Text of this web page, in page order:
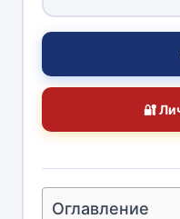
🔐
Оглавление